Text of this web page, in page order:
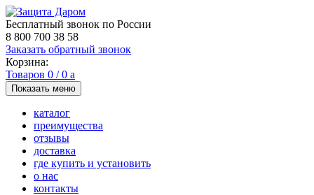
Бесплатный звонок по России
8 800 700 38 58
Заказать обратный звонок
Корзина:
Товаров 0 /0 a
Показать меню
каталог
преимущества
отзывы
доставка
где купить и установить
о нас
контакты